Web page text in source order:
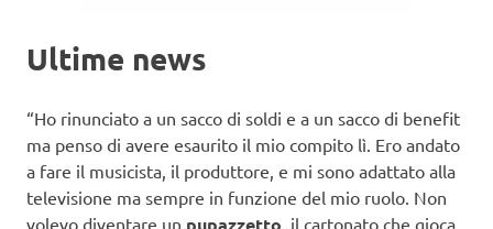
Ultime news
“Ho rinunciato a un sacco di soldi e a un sacco di benefit
ma penso di avere esaurito il mio compito lì. Ero andato
a fare il musicista, il produttore, e mi sono adattato alla
televisione ma sempre in funzione del mio ruolo. Non
volevo diventare un pupazzetto , il cartonato che gioca